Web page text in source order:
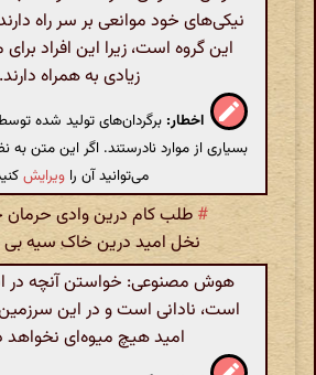
نیکی‌های خود موانعی بر سر راه
این گروه است، زیرا این افراد
زیادی به همراه دارند.
اخطار: برگردان‌های تولید شده
بسیاری از موارد نادرستند. اگر این متن
می‌توانید آن را ویرایش
# طلب کام درین وادی
نخل امید درین خاک سیه
هوش مصنوعی: خواستن آنچه در
است، نادانی است و در این
امید هیچ میوه‌ای